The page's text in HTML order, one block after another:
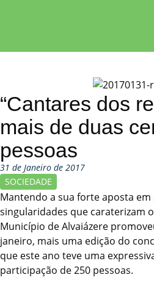
“Cantares dos
mais de duas
pessoas
31 de Janeiro de 2017
SOCIEDADE
Mantendo a sua forte aposta
singularidades que caraterizam
Município de Alvaiázere
janeiro, mais uma edição do
que este ano teve uma
participação de 250 pessoas.